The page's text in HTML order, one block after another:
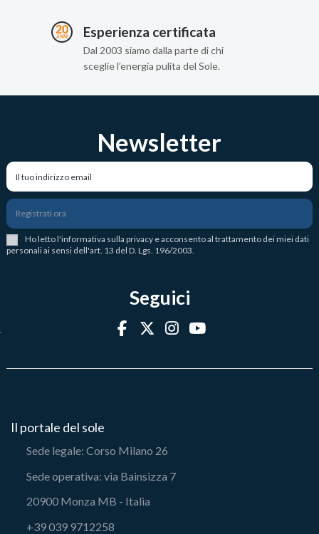
Esperienza certificata
Dal 2003 siamo dalla parte di chi
sceglie l’energia pulita del Sole.
Newsletter
Registrati ora
Ho letto l'informativa sulla privacy e acconsento al trattamento dei miei dati
personali ai sensi dell'art. 13 del D. Lgs. 196/2003.
Seguici
Il portale del sole
Sede legale: Corso Milano 26
Sede operativa: via Bainsizza 7
20900 Monza MB - Italia
+39 039 9712258